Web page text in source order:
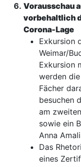
Vorausschau
vorbehaltlich
Corona-Lage
Exkursion
Weimar/
Exkursion
werden
Fächer
besuchen
am
sowie ein
Anna
Das
eines